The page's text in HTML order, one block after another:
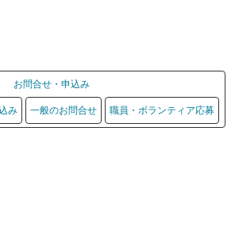
お問合せ・申込み
み 一般のお問合せ 職員・ボランティア応募